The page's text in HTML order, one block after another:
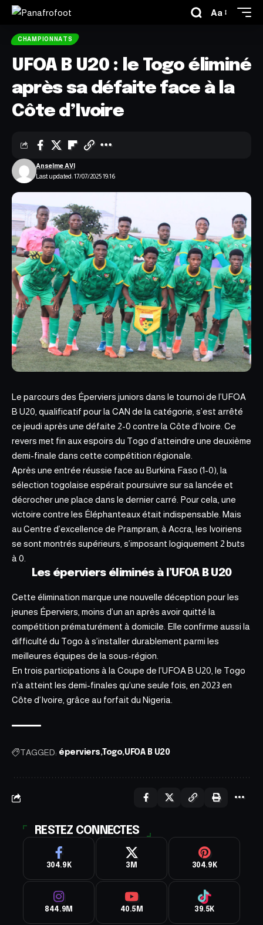
Aa
CHAMPIONNATS
UFOA B U20 : le Togo éliminé
après sa défaite face à la
Côte d’Ivoire
Last updated: 17/07/2025 19:16
Anselme AVI
Le parcours des Éperviers juniors dans le tournoi de l’UFOA
B U20, qualificatif pour la CAN de la catégorie, s’est arrêté
ce jeudi après une défaite 2-0 contre la Côte d’Ivoire. Ce
revers met fin aux espoirs du Togo d’atteindre une deuxième
demi-finale dans cette compétition régionale.
Après une entrée réussie face au Burkina Faso (1-0), la
sélection togolaise espérait poursuivre sur sa lancée et
décrocher une place dans le dernier carré. Pour cela, une
victoire contre les Éléphanteaux était indispensable. Mais
au Centre d’excellence de Prampram, à Accra, les Ivoiriens
se sont montrés supérieurs, s’imposant logiquement 2 buts
à 0.
Les éperviers éliminés à l’UFOA B U20
Cette élimination marque une nouvelle déception pour les
jeunes Éperviers, moins d’un an après avoir quitté la
compétition prématurément à domicile. Elle confirme aussi la
difficulté du Togo à s’installer durablement parmi les
meilleures équipes de la sous-région.
En trois participations à la Coupe de l’UFOA B U20, le Togo
n’a atteint les demi-finales qu’une seule fois, en 2023 en
Côte d’Ivoire, grâce au forfait du Nigeria.
TAGGED: éperviers Togo UFOA B U20
RESTEZ CONNECTES
304.9K 3M 304.9K
844.9M 40.5M 39.5K